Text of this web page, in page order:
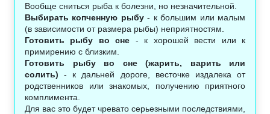
Вообще сниться рыба к болезни, но незначительной.
Выбирать копченную рыбу- к большим или малым
(в зависимости от размера рыбы) неприятностям.
Готовить рыбу во сне - к хорошей вести или к
примирению с близким.
Готовить рыбу во сне (жарить, варить или
солить) - к дальней дороге, весточке издалека от
родственников или знакомых, получению приятного
комплимента.
Для вас это будет чревато серьезными последствиями,